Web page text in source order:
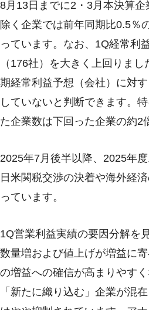
8月13日までに2・3月本決算
除く企業では前年同期比0.5％
っています。なお、1Q経常利
（176社）を大きく上回りま
期経常利益予想（会社）に対
していないと判断できます。
た企業数は下回った企業の約2
2025年7月後半以降、2025年
日米関税交渉の決着や海外経
っています。
1Q営業利益実績の要因分解を
数量増および値上げが増益に
の増益への確信が高まりやす
「新たに織り込む」企業が混